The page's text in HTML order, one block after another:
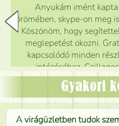
Anyukám imént
örömében, skype-on meg
Köszönöm, hogy
meglepetést okozni.
kapcsolódó minden
intézéséhez.
Gyakori
A virágüzletben tudok